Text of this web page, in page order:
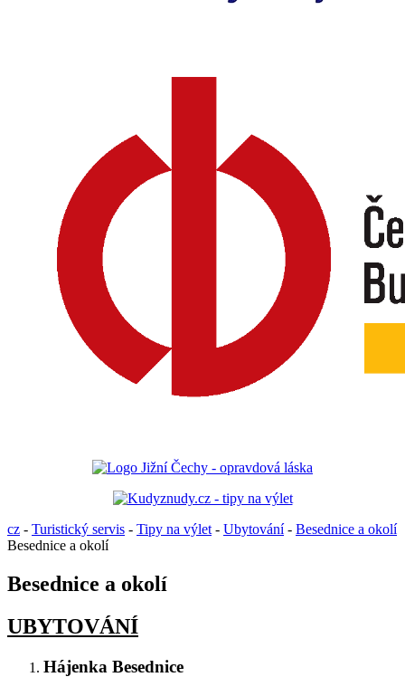
cz - Turistický servis - Tipy na výlet - Ubytování- Besednice a okolí
Besednice a okolí
Besednice a okolí
UBYTOVÁNÍ
Hájenka Besednice